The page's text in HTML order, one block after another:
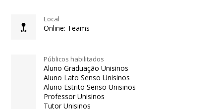
Local
Online: Teams
Públicos habilitados
Aluno Graduação Unisinos
Aluno Lato Senso Unisinos
Aluno Estrito Senso Unisinos
Professor Unisinos
Tutor Unisinos